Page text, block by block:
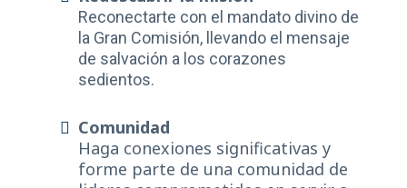
Reconectarte con el mandato divino de
la Gran Comisión, llevando el mensaje
de salvación a los corazones
sedientos.
Comunidad
Haga conexiones significativas y
forme parte de una comunidad de